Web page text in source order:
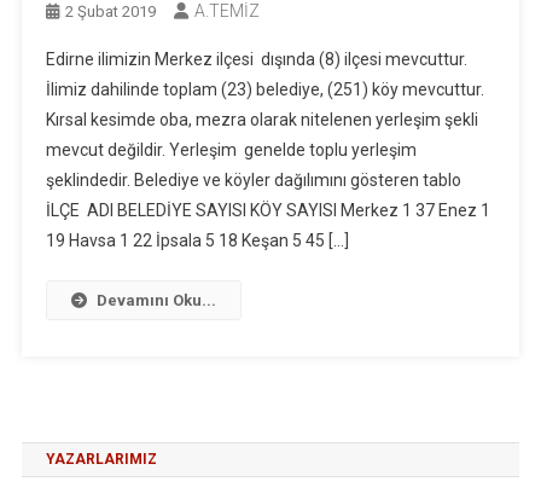
2 Şubat 2019 A.TEMİZ
Edirne ilimizin Merkez ilçesi dışında (8) ilçesi mevcuttur.
İlimiz dahilinde toplam (23) belediye, (251) köy mevcuttur.
Kırsal kesimde oba, mezra olarak nitelenen yerleşim şekli
mevcut değildir. Yerleşim genelde toplu yerleşim
şeklindedir. Belediye ve köyler dağılımını gösteren tablo
İLÇE ADI BELEDİYE SAYISI KÖY SAYISI Merkez 1 37 Enez 1
19 Havsa 1 22 İpsala 5 18 Keşan 5 45 […]
Devamını Oku...
YAZARLARIMIZ